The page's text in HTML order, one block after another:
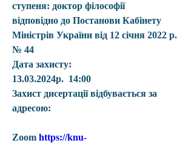
ступеня: доктор філософії
відповідно до Постанови Кабінету
Міністрів України від 12 січня 2022 р.
№ 44
Дата захисту:
13.03.2024р.  14:00
Захист дисертації відбувається за
адресою:
Zoom https://knu-